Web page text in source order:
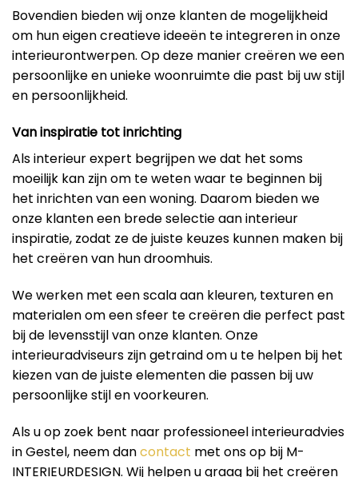
Bovendien bieden wij onze klanten de mogelijkheid
om hun eigen creatieve ideeën te integreren in onze
interieurontwerpen. Op deze manier creëren we een
persoonlijke en unieke woonruimte die past bij uw stijl
en persoonlijkheid.
Van inspiratie tot inrichting
Als interieur expert begrijpen we dat het soms
moeilijk kan zijn om te weten waar te beginnen bij
het inrichten van een woning. Daarom bieden we
onze klanten een brede selectie aan interieur
inspiratie, zodat ze de juiste keuzes kunnen maken bij
het creëren van hun droomhuis.
We werken met een scala aan kleuren, texturen en
materialen om een ​​sfeer te creëren die perfect past
bij de levensstijl van onze klanten. Onze
interieuradviseurs zijn getraind om u te helpen bij het
kiezen van de juiste elementen die passen bij uw
persoonlijke stijl en voorkeuren.
Als u op zoek bent naar professioneel interieuradvies
in Gestel, neem dancontact met ons op bij M-
INTERIEURDESIGN. Wij helpen u graag bij het creëren